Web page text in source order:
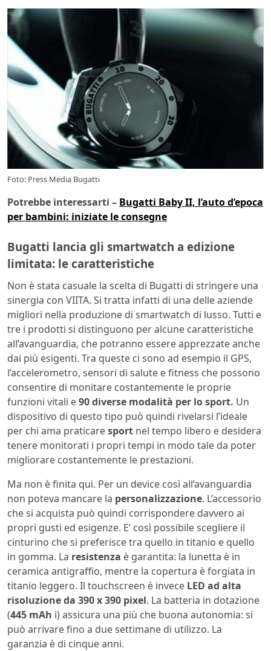
Foto: Press Media Bugatti
Potrebbe interessarti – Bugatti Baby II, l’auto d’epoca
per bambini: iniziate le consegne
Bugatti lancia gli smartwatch a edizione
limitata: le caratteristiche
Non è stata casuale la scelta di Bugatti di stringere una
sinergia con VIITA. Si tratta infatti di una delle aziende
migliori nella produzione di smartwatch di lusso. Tutti e
tre i prodotti si distinguono per alcune caratteristiche
all’avanguardia, che potranno essere apprezzate anche
dai più esigenti. Tra queste ci sono ad esempio il GPS,
l’accelerometro, sensori di salute e fitness che possono
consentire di monitare costantemente le proprie
funzioni vitali e90 diverse modalità per lo sport. Un
dispositivo di questo tipo può quindi rivelarsi l’ideale
per chi ama praticaresport nel tempo libero e desidera
tenere monitorati i propri tempi in modo tale da poter
migliorare costantemente le prestazioni.
Ma non è finita qui. Per un device così all’avanguardia
non poteva mancare la personalizzazione. L’accessorio
che si acquista può quindi corrispondere davvero ai
propri gusti ed esigenze. E’ così possibile scegliere il
cinturino che si preferisce tra quello in titanio e quello
in gomma. La resistenza è garantita: la lunetta è in
ceramica antigraffio, mentre la copertura è forgiata in
titanio leggero. Il touchscreen è invece LED ad alta
risoluzione da 390 x 390 pixel. La batteria in dotazione
(445 mAh i) assicura una più che buona autonomia: si
può arrivare fino a due settimane di utilizzo. La
garanzia è di cinque anni.